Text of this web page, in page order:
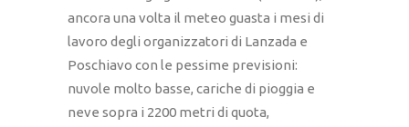
ancora una volta il meteo guasta i mesi di
lavoro degli organizzatori di Lanzada e
Poschiavo con le pessime previsioni:
nuvole molto basse, cariche di pioggia e
neve sopra i 2200 metri di quota,